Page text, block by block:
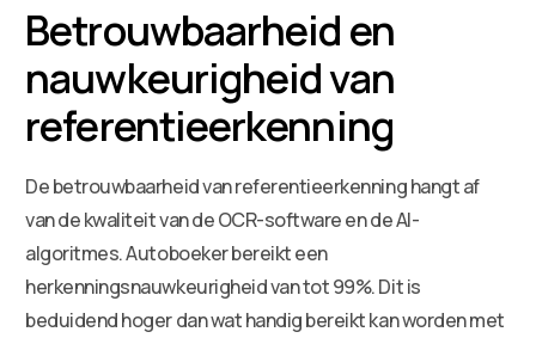
Betrouwbaarheid en
nauwkeurigheid van
referentieerkenning
De betrouwbaarheid van referentieerkenning hangt af
van de kwaliteit van de OCR-software en de AI-
algoritmes. Autoboeker bereikt een
herkenningsnauwkeurigheid van tot 99%. Dit is
beduidend hoger dan wat handig bereikt kan worden met